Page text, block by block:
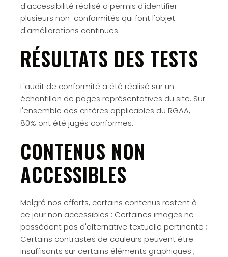
d'accessibilité réalisé a permis d'identifier
plusieurs non-conformités qui font l'objet
d'améliorations continues.
RÉSULTATS DES TESTS
L'audit de conformité a été réalisé sur un
échantillon de pages représentatives du site. Sur
l'ensemble des critères applicables du RGAA,
80% ont été jugés conformes.
CONTENUS NON
ACCESSIBLES
Malgré nos efforts, certains contenus restent à
ce jour non accessibles : Certaines images ne
possèdent pas d'alternative textuelle pertinente ;
Certains contrastes de couleurs peuvent être
insuffisants sur certains éléments graphiques ;